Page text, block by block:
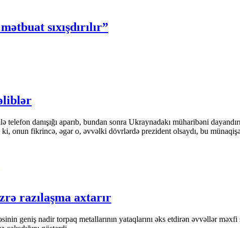
sıxışdırılır”
danışığı aparıb, bundan sonra Ukraynadakı müharibəni
onun fikrincə, əgər o, əvvəlki dövrlərdə prezident olsaydı, bu
razılaşma axtarır
geniş nadir torpaq metallarının yataqlarını əks etdirən əvvəllər məxfi